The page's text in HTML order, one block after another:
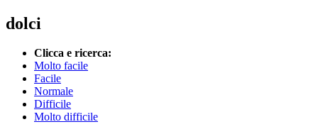
dolci
Clicca e ricerca:
Molto facile
Facile
Normale
Difficile
Molto difficile